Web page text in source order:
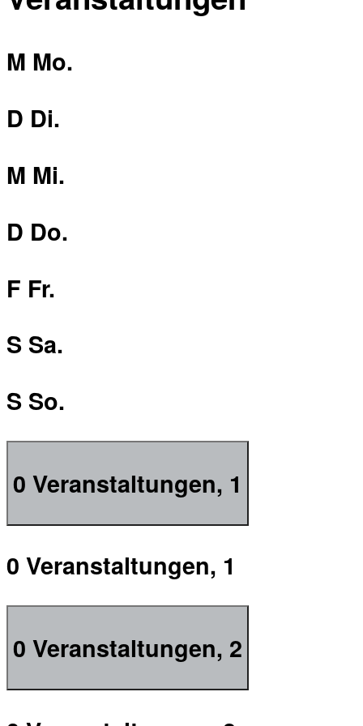
M Mo.
D Di.
M Mi.
D Do.
F Fr.
S Sa.
S So.
0 Veranstaltungen, 1
0 Veranstaltungen, 1
0 Veranstaltungen, 2